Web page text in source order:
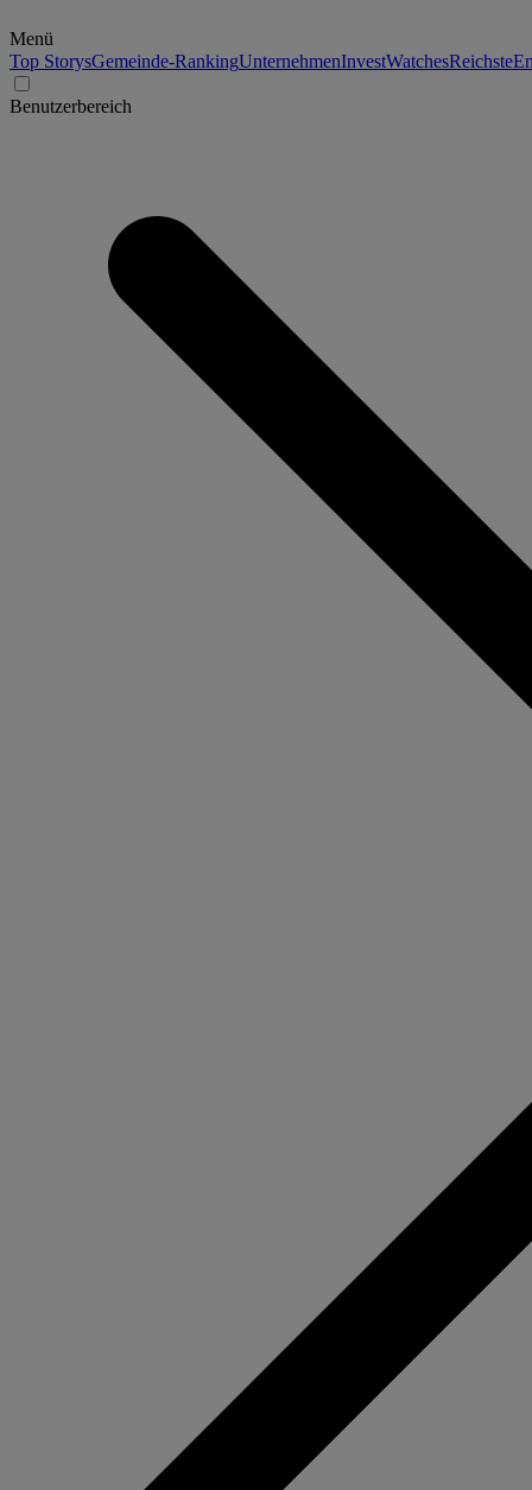
Menü
Top StorysGemeinde-RankingUnternehmenInvestWatchesReichste
Benutzerbereich